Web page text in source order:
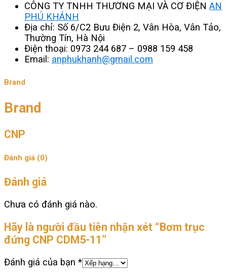
CÔNG TY TNHH THƯƠNG MẠI VÀ CƠ ĐIỆN AN
PHÚ KHÁNH
Địa chỉ: Số 6/C2 Bưu Điện 2, Vân Hòa, Vân Tảo,
Thường Tín, Hà Nội
Điện thoại: 0973 244 687 – 0988 159 458
Email: anphukhanh@gmail.com
Brand
Brand
CNP
Đánh giá (0)
Đánh giá
Chưa có đánh giá nào.
Hãy là người đầu tiên nhận xét “Bơm trục
đứng CNP CDM5-11”
Đánh giá của bạn *